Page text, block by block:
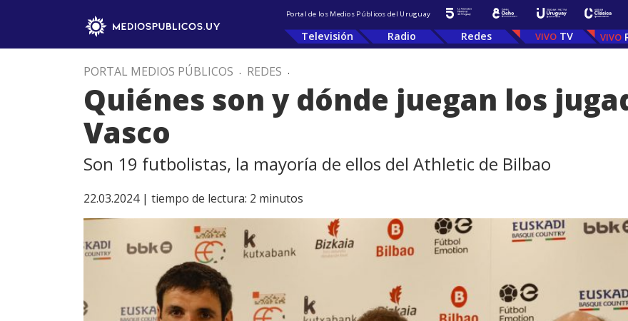
Portal de los Medios Públicos del Uruguay
Televisión Radio Redes TV
PORTAL MEDIOS PÚBLICOS . REDES .
Quiénes son y dónde juegan los
Vasco
Son 19 futbolistas, la mayoría de ellos del Athletic de Bilbao
22.03.2024 | tiempo de lectura: 2 minutos